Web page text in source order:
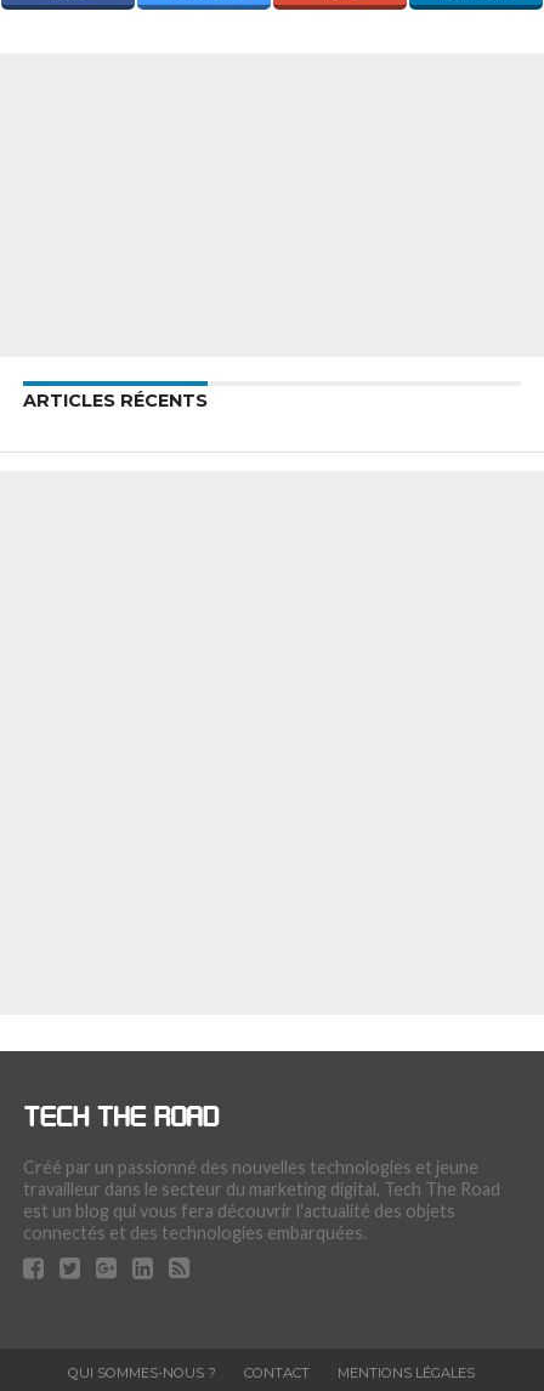
ARTICLES RÉCENTS
Créé par un passionné des nouvelles technologies et jeune
travailleur dans le secteur du marketing digital, Tech The Road
est un blog qui vous fera découvrir l'actualité des objets
connectés et des technologies embarquées.
QUI SOMMES-NOUS ? CONTACT
MENTIONS LÉGALES